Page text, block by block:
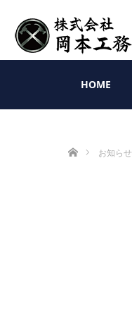
HOME
お知らせ